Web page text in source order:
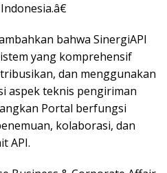
bahwa SinergiAPI
yang komprehensif
dan menggunakan
aspek teknis pengiriman
Portal berfungsi
kolaborasi, dan
API.